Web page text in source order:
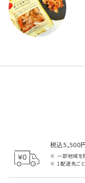
税込5,500
一部地域を
1配送先ご